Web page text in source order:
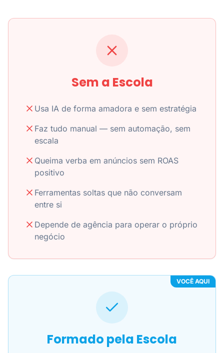
Sem a Escola
Usa IA de forma amadora e sem estratégia
Faz tudo manual — sem automação, sem
escala
Queima verba em anúncios sem ROAS
positivo
Ferramentas soltas que não conversam
entre si
Depende de agência para operar o próprio
negócio
VOCÊ AQUI
Formado pela Escola